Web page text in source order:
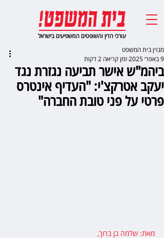
עורכי הדין והשופטים המשפיעים בישראל
ביהמ"ש אישר תביעה נגזרת נגד
יעקב אטרקצ'י: "העדיף אינטרס
פרטי על פני טובת החברה"
מגזין בית המשפט
9 באפר׳ 2025
זמן קריאה 2 דקות
מאת: שלמה בן ברוך,